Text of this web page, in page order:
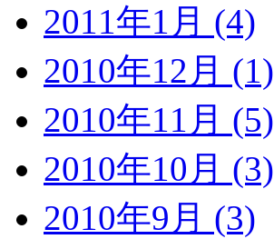
2011年1月 (4)
2010年12月 (1)
2010年11月 (5)
2010年10月 (3)
2010年9月 (3)